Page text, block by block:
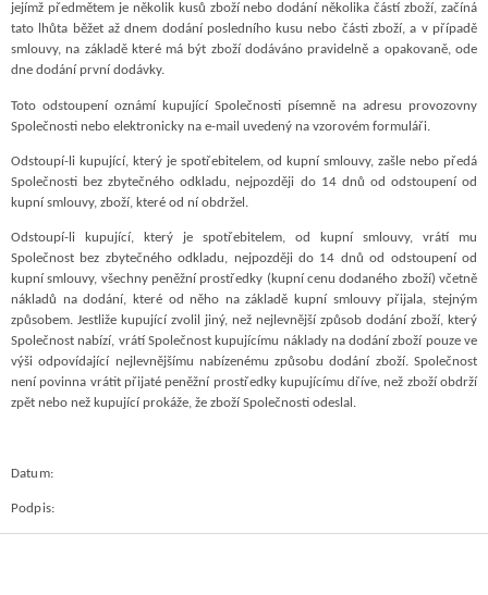
jejímž předmětem je několik kusů zboží nebo dodání několika částí zboží, začíná
tato lhůta běžet až dnem dodání posledního kusu nebo části zboží, a v případě
smlouvy, na základě které má být zboží dodáváno pravidelně a opakovaně, ode
dne dodání první dodávky.
Toto odstoupení oznámí kupující Společnosti písemně na adresu provozovny
Společnosti nebo elektronicky na e-mail uvedený na vzorovém formuláři.
Odstoupí-li kupující, který je spotřebitelem, od kupní smlouvy, zašle nebo předá
Společnosti bez zbytečného odkladu, nejpozději do 14 dnů od odstoupení od
kupní smlouvy, zboží, které od ní obdržel.
Odstoupí-li kupující, který je spotřebitelem, od kupní smlouvy, vrátí mu
Společnost bez zbytečného odkladu, nejpozději do 14 dnů od odstoupení od
kupní smlouvy, všechny peněžní prostředky (kupní cenu dodaného zboží) včetně
nákladů na dodání, které od něho na základě kupní smlouvy přijala, stejným
způsobem. Jestliže kupující zvolil jiný, než nejlevnější způsob dodání zboží, který
Společnost nabízí, vrátí Společnost kupujícímu náklady na dodání zboží pouze ve
výši odpovídající nejlevnějšímu nabízenému způsobu dodání zboží. Společnost
není povinna vrátit přijaté peněžní prostředky kupujícímu dříve, než zboží obdrží
zpět nebo než kupující prokáže, že zboží Společnosti odeslal.
Datum:
Podpis:
Z